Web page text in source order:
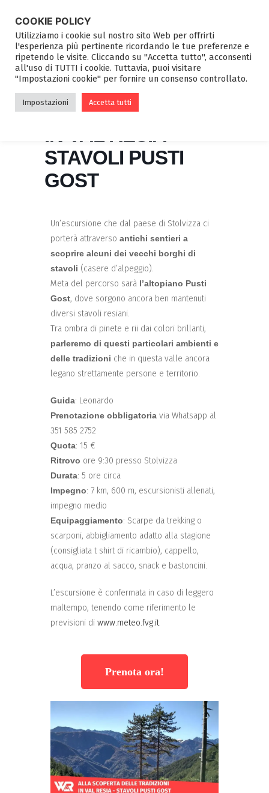
ALLA SCOPERTA
DELLE TRADIZIONI
STAVOLI PUSTI
GOST
Un’escursione che dal paese di Stolvizza ci
porterà attraverso antichi sentieri a
scoprire alcuni dei vecchi borghi di
stavoli (casere d’alpeggio).
Meta del percorso sarà l’altopiano Pusti
Gost, dove sorgono ancora ben mantenuti
diversi stavoli resiani.
Tra ombra di pinete e rii dai colori brillanti,
parleremo di questi particolari ambienti e
delle tradizioni che in questa valle ancora
legano strettamente persone e territorio.
Guida: Leonardo
Prenotazione obbligatoria via Whatsapp al
351 585 2752
Quota: 15 €
Ritrovo ore 9:30 presso Stolvizza
Durata: 5 ore circa
Impegno: 7 km, 600 m, escursionisti allenati,
impegno medio
Equipaggiamento: Scarpe da trekking o
scarponi, abbigliamento adatto alla stagione
(consigliata t shirt di ricambio), cappello,
acqua, pranzo al sacco, snack e bastoncini.
L’escursione è confermata in caso di leggero
maltempo, tenendo come riferimento le
previsioni di www.meteo.fvg.it
Prenota ora!
COOKIE POLICY
Utilizziamo i cookie sul nostro sito Web per offrirti
l'esperienza più pertinente ricordando le tue preferenze e
ripetendo le visite. Cliccando su "Accetta tutto", acconsenti
all'uso di TUTTI i cookie. Tuttavia, puoi visitare
"Impostazioni cookie" per fornire un consenso controllato.
Impostazioni Accetta tutti